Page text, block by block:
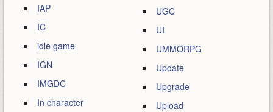
IAP
IC
idle game
IGN
IMGDC
In character
UGC
UI
UMMORPG
Update
Upgrade
Upload